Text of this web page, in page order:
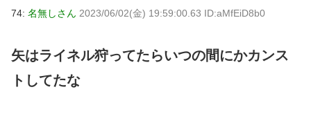
74: 名無しさん 2023/06/02(金) 19:59:00.63 ID:aMfEiD8b0
矢はライネル狩ってたらいつの間にかカンス
トしてたな